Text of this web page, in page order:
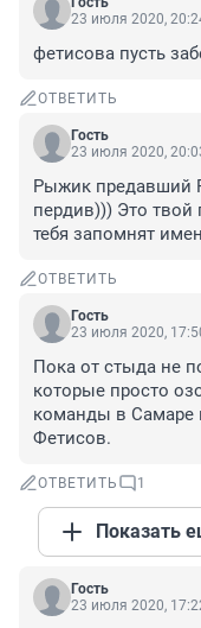
23 июля 2020,
фетисова пусть
ОТВЕТИТЬ
Гость
23 июля 2020,
Рыжик предавший
пердив))) Это твой
тебя запомнят
ОТВЕТИТЬ
Гость
23 июля 2020,
Пока от стыда не
которые просто
команды в Самаре
Фетисов.
ОТВЕТИТЬ 1
Показать
Гость
23 июля 2020,